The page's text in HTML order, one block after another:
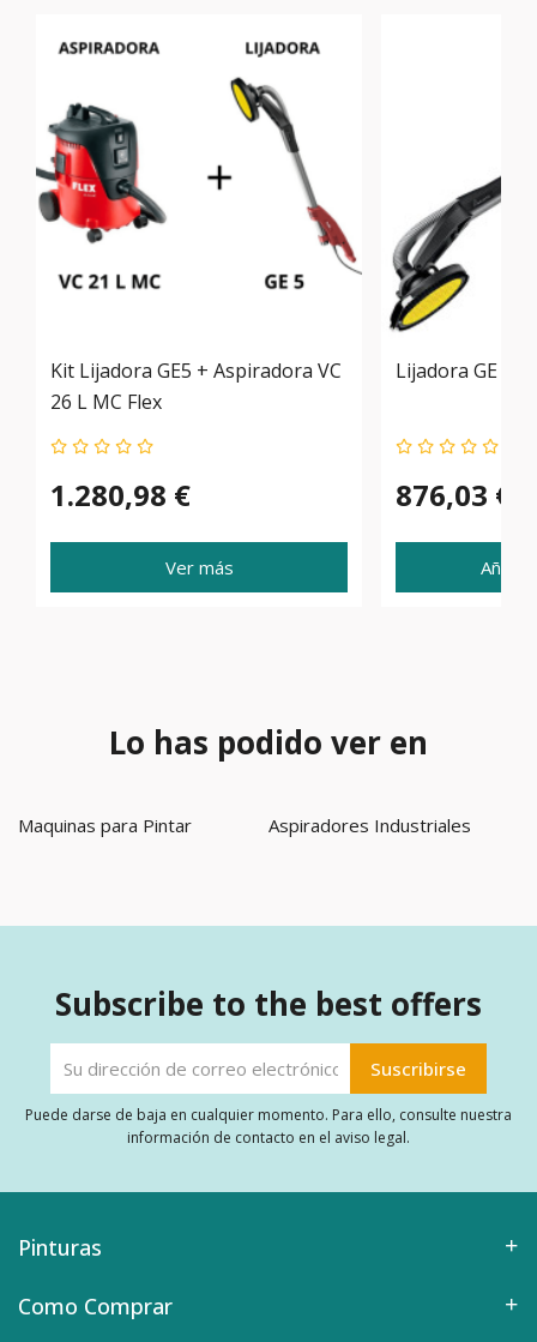
Kit Lijadora GE5 + Aspiradora VC
26 L MC Flex
1.280,98 €
Ver más
Lijadora GE 5
876,03 €
Lo has podido ver en
Maquinas para Pintar Aspiradores Industriales
Subscribe to the best offers
Puede darse de baja en cualquier momento. Para ello, consulte nuestra
información de contacto en el aviso legal.
Pinturas
Como Comprar